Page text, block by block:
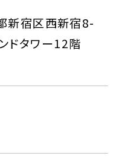
宿区西新宿8-
ドタワー12階